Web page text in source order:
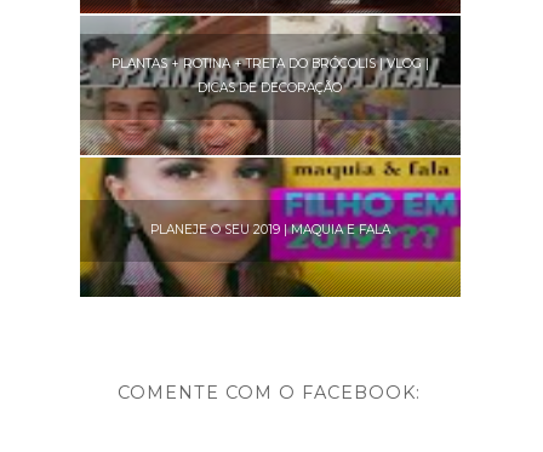
PLANTAS + ROTINA + TRETA DO BRÓCOLIS | VLOG |
DICAS DE DECORAÇÃO
PLANEJE O SEU 2019 | MAQUIA E FALA
COMENTE COM O FACEBOOK: